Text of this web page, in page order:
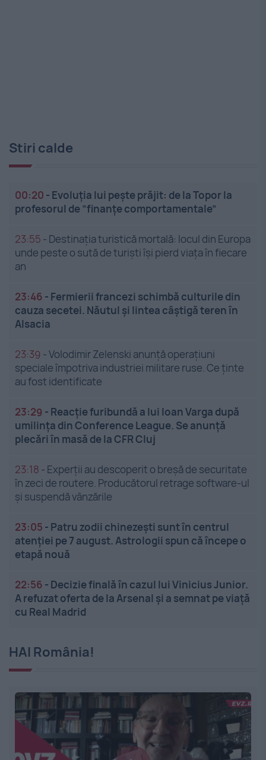
Stiri calde
00:20 - Evoluția lui pește prăjit: de la Topor la
profesorul de ”finanțe comportamentale”
23:55 - Destinația turistică mortală: locul din Europa
unde peste o sută de turiști își pierd viața în fiecare
an
23:46 - Fermierii francezi schimbă culturile din
cauza secetei. Năutul și lintea câștigă teren în
Alsacia
23:39 -Volodimir Zelenski anunță operațiuni
speciale împotriva industriei militare ruse. Ce ținte
au fost identificate
23:29 - Reacție furibundă a lui Ioan Varga după
umilința din Conference League. Se anunță
plecări în masă de la CFR Cluj
23:18 - Experții au descoperit o breșă de securitate
în zeci de routere. Producătorul retrage software-ul
și suspendă vânzările
23:05 - Patru zodii chinezești sunt în centrul
atenției pe 7 august. Astrologii spun că începe o
etapă nouă
22:56 - Decizie finală în cazul lui Vinicius Junior.
A refuzat oferta de la Arsenal și a semnat pe viață
cu Real Madrid
HAI România!